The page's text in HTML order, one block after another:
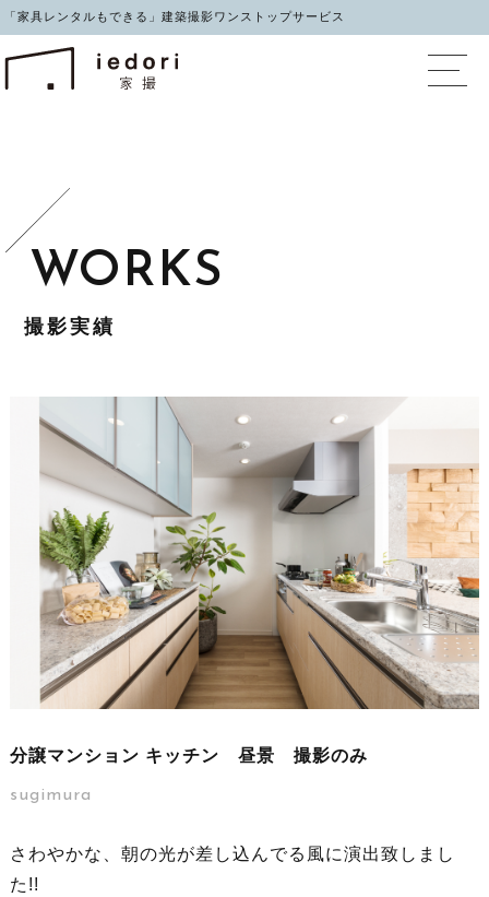
「家具レンタルもできる」建築撮影ワンストップサービス
イエドリ（家撮）家
撮影実績
分譲マンション キッチン 昼景 撮影のみ
sugimura
さわやかな、朝の光が差し込んでる風に演出致しまし
た!!